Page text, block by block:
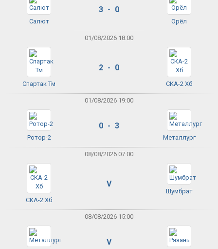
Салют
3 - 0
Орёл
01/08/2026 18:00
Спартак Тм
2 - 0
СКА-2 Хб
01/08/2026 19:00
Ротор-2
0 - 3
Металлург
08/08/2026 07:00
СКА-2 Хб
V
Шумбрат
08/08/2026 15:00
V